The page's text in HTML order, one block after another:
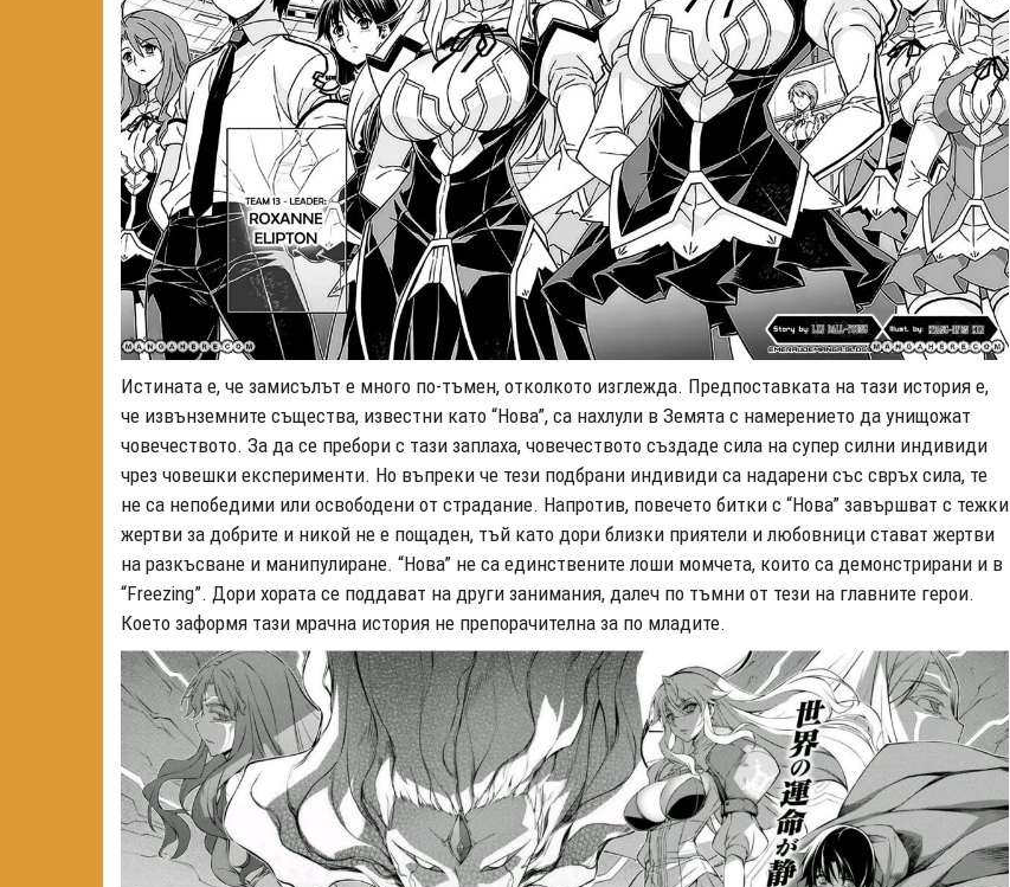
Истината е, че замисълът е много по-тъмен, отколкото изглежда. Предпоставката на тази история е,
че извънземните същества, известни като “Нова”, са нахлули в Земята с намерението да унищожат
човечеството. За да се пребори с тази заплаха, човечеството създаде сила на супер силни индивиди
чрез човешки експерименти. Но въпреки че тези подбрани индивиди са надарени със свръх сила, те
не са непобедими или освободени от страдание. Напротив, повечето битки с “Нова” завършват с тежки
жертви за добрите и никой не е пощаден, тъй като дори близки приятели и любовници стават жертви
на разкъсване и манипулиране. “Нова” не са единствените лоши момчета, които са демонстрирани и в
“Freezing”. Дори хората се поддават на други занимания, далеч по тъмни от тези на главните герои.
Което заформя тази мрачна история не препорачителна за по младите.